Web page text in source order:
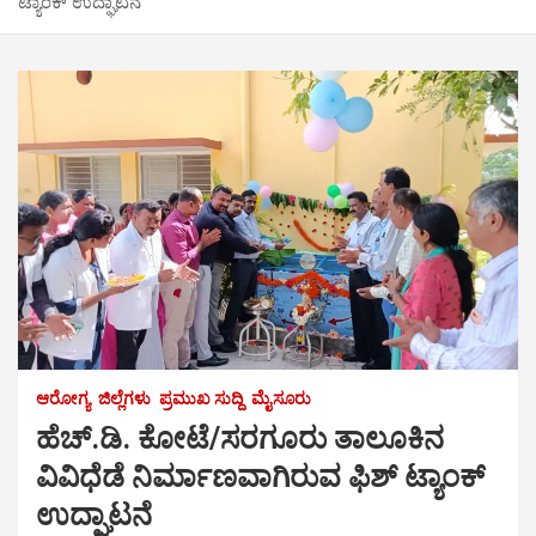
ಆರೋಗ್ಯ ಜಿಲ್ಲೆಗಳು ಪ್ರಮುಖ ಸುದ್ದಿ ಮೈಸೂರು
ಹೆಚ್.ಡಿ. ಕೋಟೆ/ಸರಗೂರು ತಾಲೂಕಿನ
ವಿವಿಧೆಡೆ ನಿರ್ಮಾಣವಾಗಿರುವ ಫಿಶ್ ಟ್ಯಾಂಕ್
ಉದ್ಘಾಟನೆ